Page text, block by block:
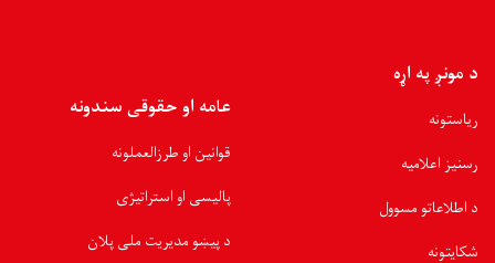
د مونږ په اړه
ریاستونه
رسنیز اعلامیه
د اطلاعاتو مسوول
شکایتونه
عامه او حقوقی سندونه
قوانین او طرزالعملونه
پالیسی او استراتیژی
د پیښو مدیریت ملی پلان